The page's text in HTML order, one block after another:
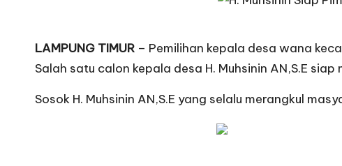
LAMPUNG TIMUR – Pemilihan kepala desa wana
Salah satu calon kepala desa H. Muhsinin AN,S.E
Sosok H. Muhsinin AN,S.E yang selalu merangkul